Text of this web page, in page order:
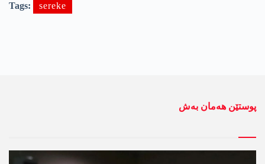
Tags: sereke
پوستێن ھەمان بەش